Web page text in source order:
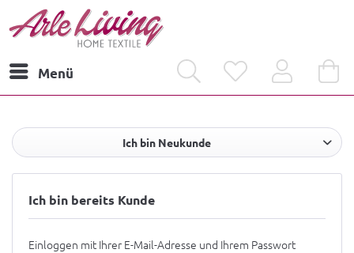
Menü
Ich bin Neukunde
Ich bin bereits Kunde
Einloggen mit Ihrer E-Mail-Adresse und Ihrem Passwort